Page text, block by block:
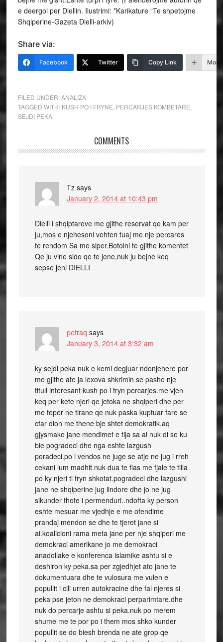
e deergoi per Diellin. Ilustrimi: *Karikature “Te shpetojme
Shqiperine-Gazeta Dielli-arkiv)
Share via:
Facebook Twitter Copy Link More
FILED UNDER:ANALIZA
TAGGED WITH: KUSH PO I FRYNE PERCARJES KOMBETARE
SEJDI PEKA
COMMENTS
Tz says
January 2, 2014 at 10:43 pm
Dielli i shqiptareve me gjithe reservat qe kam per
ju,mos e njehesoni vehten tuaj me nje percares
te rendom Sa me siper.Botoini te gjithe komentet
Qe ju vine sido qe te jene,nuk ju bejne keq
sepse jeni DIELLI
petraq says
January 3, 2014 at 3:32 am
ky sejdi peka nuk e kemi degjuar ndonjehere por
me gjithe ate ja lexova shkrimin se pashe nje
titull interesant kush po i fryn percarjes.me vjen
keq per kete njeri qe jetoka ne shqiperi dhe per
me teper ne tirane qe nuk paska kuptuar fare se
cfar dion me thene bje shtet demokratik,aq
gjysmake jane mendimet e tija sa ai nuk di se ku
bie pogradeci dhe nga eshte lazgush
poradeci.po i vendos ne juge se atje ne jug i rreh
cekani lum madhit.nuk dua te flas me fjale te tilla
po ky njeri ti fryn shkotat.pogradeci dhe lazgushi
jane ne shqiperine jug lindore dhe jo ne jug
sikunder thote i permenduri..ndofta ky person
eshte mesuar me vjedhje e me ofendime
prandaj mendon se dhe te tjeret jane si
ai.koalicioni rama meta jane per nje shqiperi me
demokraci amerikane jo me demokraci
anadollake e konferenca islamike ashtu si e
deshiron ky peka.sa per zgjedhjet ato jane te
dokumentuara dhe te vulosura me vulen e
popullit i cili urren autokracine dhe fal njeres si
peka pse jeton ne demokraci perparimtare.dhe
nuk do percarje ashtu si peka.nuk po merem
shume me te por po i them mos shko kunder
popullit se do biesh brenda ne ate grop qe